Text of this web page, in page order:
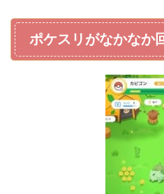
ポケスリがなかなか